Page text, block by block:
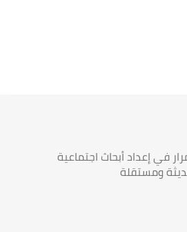
في إعداد أبحاث اجتماعية
ومستقلة